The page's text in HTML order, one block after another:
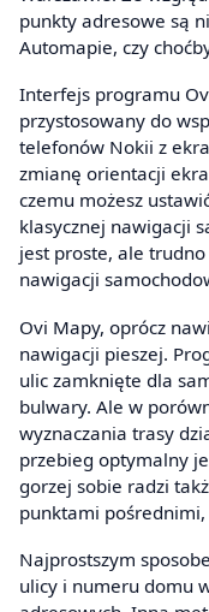
punkty adresowe są
Automapie, czy
Interfejs programu
przystosowany do
telefonów Nokii z
zmianę orientacji
czemu możesz
klasycznej nawigacji
jest proste, ale
nawigacji
Ovi Mapy, oprócz
nawigacji pieszej.
ulic zamknięte dla
bulwary. Ale w
wyznaczania trasy
przebieg optymalny
gorzej sobie radzi
punktami pośrednimi,
Najprostszym
ulicy i numeru domu